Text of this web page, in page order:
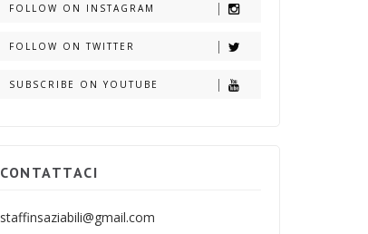
FOLLOW ON INSTAGRAM
FOLLOW ON TWITTER
SUBSCRIBE ON YOUTUBE
CONTATTACI
staffinsaziabili@gmail.com